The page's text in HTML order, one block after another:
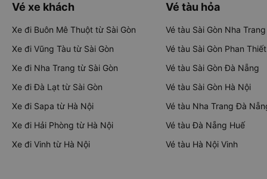
Vé xe khách
Xe đi Buôn Mê Thuột từ Sài Gòn
Xe đi Vũng Tàu từ Sài Gòn
Xe đi Nha Trang từ Sài Gòn
Xe đi Đà Lạt từ Sài Gòn
Xe đi Sapa từ Hà Nội
Xe đi Hải Phòng từ Hà Nội
Xe đi Vinh từ Hà Nội
Vé tàu hỏa
Vé tàu Sài Gòn Nha Trang
Vé tàu Sài Gòn Phan Thiết
Vé tàu Sài Gòn Đà Nẵng
Vé tàu Sài Gòn Hà Nội
Vé tàu Nha Trang Đà
Vé tàu Đà Nẵng Huế
Vé tàu Hà Nội Vinh